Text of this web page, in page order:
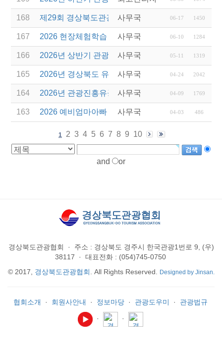
168 제29회 경상북도관광기념품공모전 개최
사무국 06-17 1450
167 2026 현장체험학습 안전과정(신규.재강습)
사무국 06-10 1284
166 2026년 상반기 관광진흥기금 스타트업 지원
사무국 05-11 1319
165 2026년 경상북도 유니크베뉴를 활용한 MICE행사
사무국 04-24 2042
164 2026년 관광진흥유공자 정부포상 대상자 추천
사무국 04-09 1769
163 2026 예비엄마아빠 행복가족여행 전담여행사 선정
사무국 04-03 486
1 2 3 4 5 6 7 8 9 10
and or
경상북도관광협회 ·
주소 : 경상북도 경주시 한국관광1번로 9, (우)
38117
·
대표전화 : (054)745-0750
© 2017, 경상북도관광협회 . All Rights Reserved. Designed by Jinsan.
협회소개 · 회원사안내 · 정보마당 · 관광도우미 · 관광법규
· ·